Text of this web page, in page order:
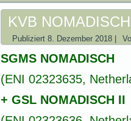
KVB
Publiziert 8. Dezember 2018
SGMS NOMADISCH
(ENI 02323635,
+ GSL NOMADISCH II